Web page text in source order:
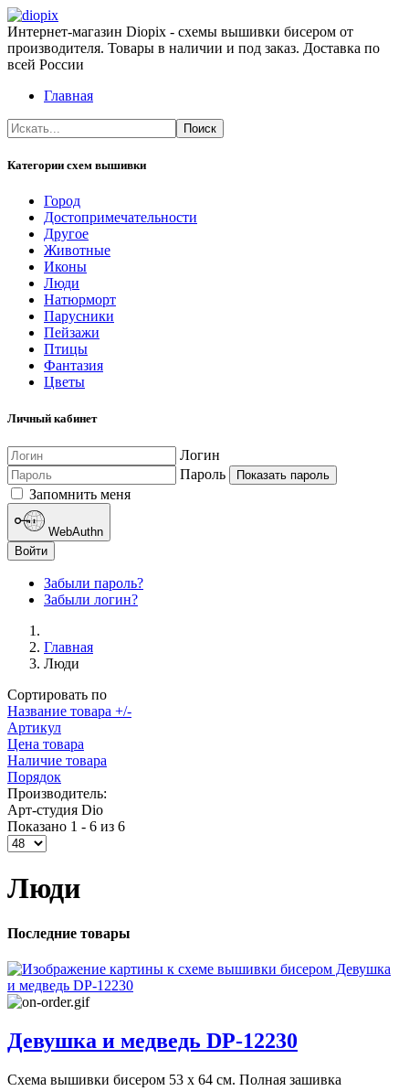
Интернет-магазин Diopix - схемы вышивки бисером от
производителя. Товары в наличии и под заказ. Доставка по
всей России
Главная
Категории схем вышивки
Город
Достопримечательности
Другое
Животные
Иконы
Люди
Натюрморт
Парусники
Пейзажи
Птицы
Фантазия
Цветы
Личный кабинет
Логин
Пароль
Показать пароль
Запомнить меня
WebAuthn
Войти
Забыли пароль?
Забыли логин?
Главная
Люди
Сортировать по
Название товара +/-
Артикул
Цена товара
Наличие товара
Порядок
Производитель:
Арт-студия Dio
Показано 1 - 6 из 6
Люди
Последние товары
Девушка и медведь DP-12230
Схема вышивки бисером 53 х 64 см. Полная зашивка